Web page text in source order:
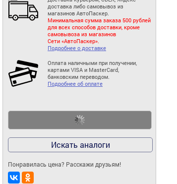
доставка либо самовывоз из
магазинов АвтоПаскер.
Минимальная сумма заказа 500 рублей
для всех способов доставки, кроме
самовывоза из магазинов
Сети «АвтоПаскер».
Подробнее о доставке
Оплата наличными при получении,
картами VISA и MasterCard,
банковским переводом.
Подробнее об оплате
Искать аналоги
Понравилась цена? Расскажи друзьям!